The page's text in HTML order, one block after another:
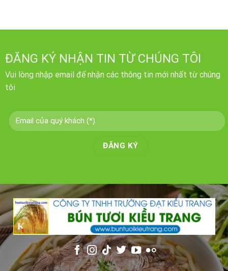
ĐĂNG KÝ NHẬN TIN TỪ CHÚNG TÔI
Vui lòng nhập email để nhận các thông tin mới nhất từ chúng
tôi